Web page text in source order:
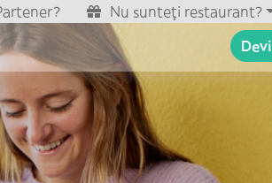
Nu sunteți restaurant?